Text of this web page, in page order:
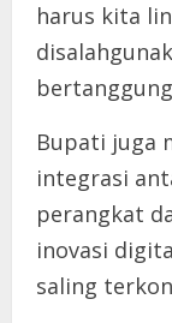
harus kita
Bupati juga
integrasi
perangkat
inovasi
saling